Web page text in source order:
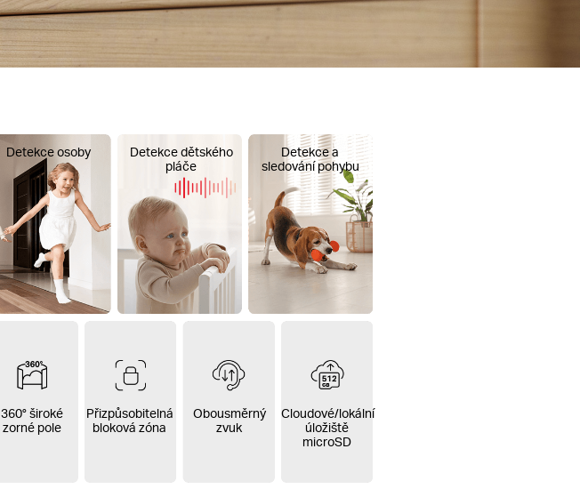
Detekce osoby
Detekce dětského
pláče
Detekce a
sledování pohybu
360° široké
zorné pole
Přizpůsobitelná
bloková zóna
Obousměrný
zvuk
Cloudové/lokální
úložiště
microSD